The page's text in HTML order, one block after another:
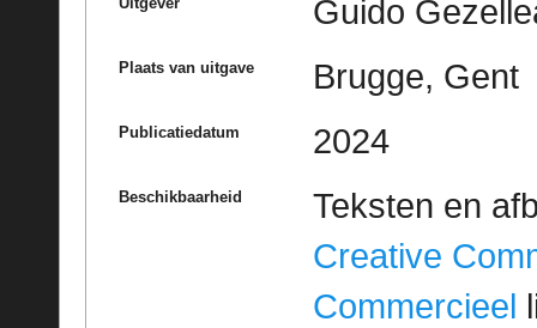
Guido
Plaats van uitgave Brugge, Gent
Publicatiedatum 2024
Beschikbaarheid
Teksten en
Creative
Commercieel